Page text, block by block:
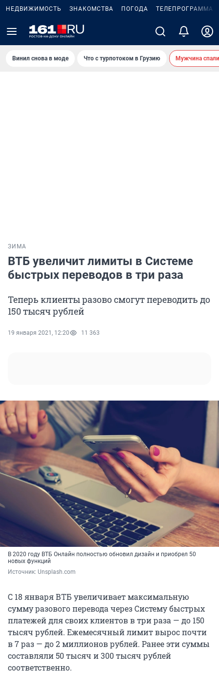
НЕДВИЖИМОСТЬ ЗНАКОМСТВА ПОГОДА ТЕЛЕПРОГРАММА
Винил снова в моде Что с турпотоком в Грузию Мужчина
ЗИМА
ВТБ увеличит лимиты в Системе
быстрых переводов в три раза
Теперь клиенты разово смогут переводить до
150 тысяч рублей
19 января 2021, 12:20 11 363
В 2020 году ВТБ Онлайн полностью обновил дизайн и приобрел 50
новых функций
Источник: Unsplash.com
С 18 января ВТБ увеличивает максимальную
сумму разового перевода через Систему быстрых
платежей для своих клиентов в три раза — до 150
тысяч рублей. Ежемесячный лимит вырос почти
в 7 раз — до 2 миллионов рублей. Ранее эти суммы
составляли 50 тысяч и 300 тысяч рублей
соответственно.